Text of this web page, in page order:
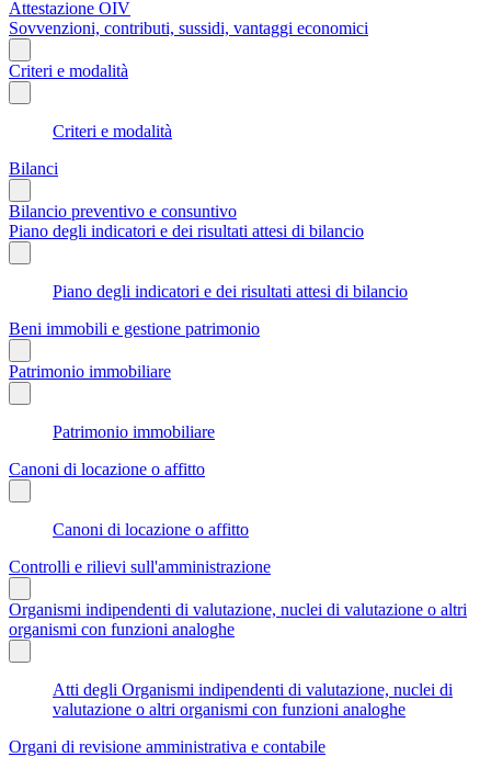
Attestazione OIV
Sovvenzioni, contributi, sussidi, vantaggi economici
Criteri e modalità
Criteri e modalità
Bilanci
Bilancio preventivo e consuntivo
Piano degli indicatori e dei risultati attesi di bilancio
Piano degli indicatori e dei risultati attesi di bilancio
Beni immobili e gestione patrimonio
Patrimonio immobiliare
Patrimonio immobiliare
Canoni di locazione o affitto
Canoni di locazione o affitto
Controlli e rilievi sull'amministrazione
Organismi indipendenti di valutazione, nuclei di valutazione o altri
organismi con funzioni analoghe
Atti degli Organismi indipendenti di valutazione, nuclei di
valutazione o altri organismi con funzioni analoghe
Organi di revisione amministrativa e contabile